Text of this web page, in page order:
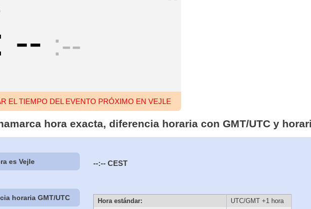
-- --
EL TIEMPO DEL EVENTO PRÓXIMO EN VEJLE
hora exacta, diferencia horaria con GMT/UTC y
es Vejle --:-- CEST
horaria GMT/UTC Hora estándar:
UTC/GMT +1 hora